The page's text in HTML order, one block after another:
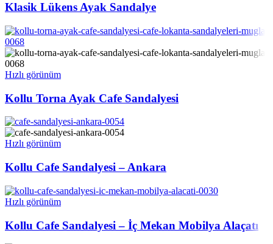
Klasik Lükens Ayak Sandalye
Hızlı görünüm
Kollu Torna Ayak Cafe Sandalyesi
Hızlı görünüm
Kollu Cafe Sandalyesi – Ankara
Hızlı görünüm
Kollu Cafe Sandalyesi – İç Mekan Mobilya Alaçatı